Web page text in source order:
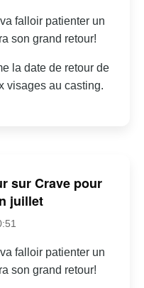
falloir patienter un
son grand retour!
la date de retour de
visages au casting.
sur Crave pour
juillet
falloir patienter un
son grand retour!